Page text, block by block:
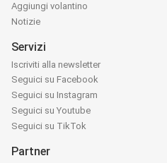
Aggiungi volantino
Notizie
Servizi
Iscriviti alla newsletter
Seguici su Facebook
Seguici su Instagram
Seguici su Youtube
Seguici su TikTok
Partner